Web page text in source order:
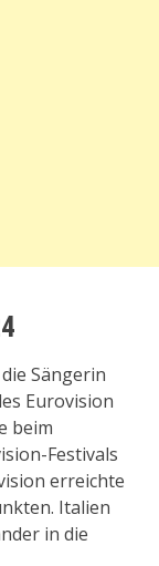
Sängerin
Eurovision
beim
Festivals
erreichte
Italien
in die